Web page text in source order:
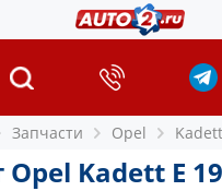
Запчасти Opel
Opel Kadett E